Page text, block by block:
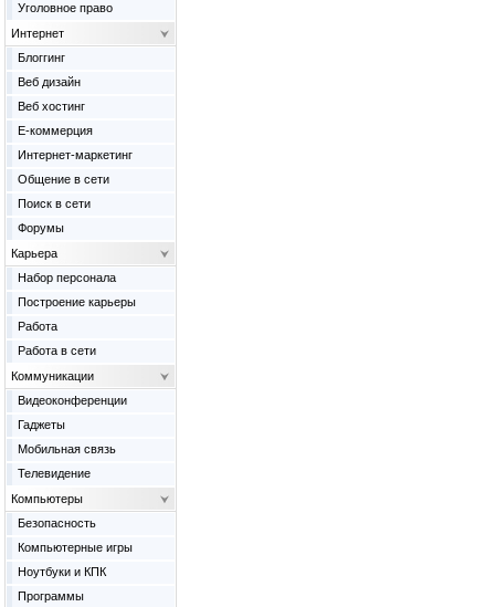
Уголовное право
Интернет
Блоггинг
Веб дизайн
Веб хостинг
Е-коммерция
Интернет-маркетинг
Общение в сети
Поиск в сети
Форумы
Карьера
Набор персонала
Построение карьеры
Работа
Работа в сети
Коммуникации
Видеоконференции
Гаджеты
Мобильная связь
Телевидение
Компьютеры
Безопасность
Компьютерные игры
Ноутбуки и КПК
Программы